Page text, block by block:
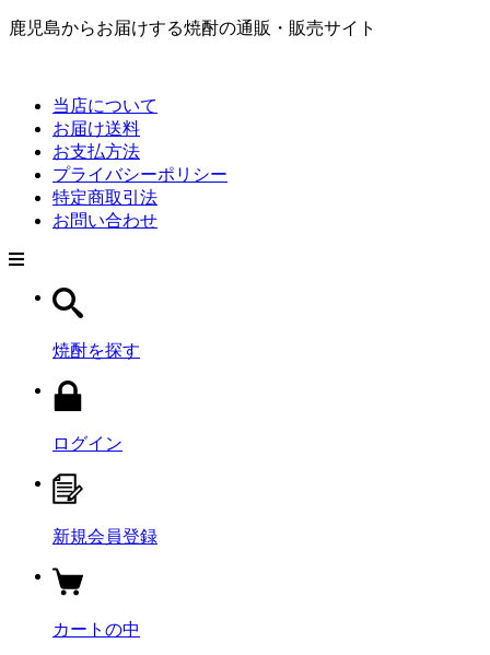
鹿児島からお届けする焼酎の通販・販売サイト
当店について
お届け送料
お支払方法
プライバシーポリシー
特定商取引法
お問い合わせ
焼酎を探す
ログイン
新規会員登録
カートの中